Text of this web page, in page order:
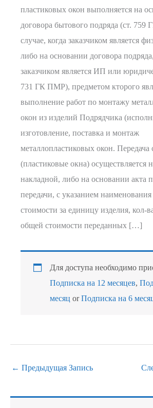
пластиковых окон выполняется на
договора бытового подряда (ст.
случае, когда заказчиком является
либо на основании договора
заказчиком является ИП или
731 ГК ПМР), предметом кторого
выполнение работ по монтажу
окон из изделий Подрядчика
изготовление, поставка и монтаж
металлопластиковых окон. Передача
(пластиковые окна) осуществляется
накладной, либо на основании акта
передачи, с указанием
стоимости за единицу изделия, кол-
общей стоимости переданных […]
Для доступа необходимо
Подписка на 12 месяцев,
месяц orПодписка на 6
← Предыдущая Запись